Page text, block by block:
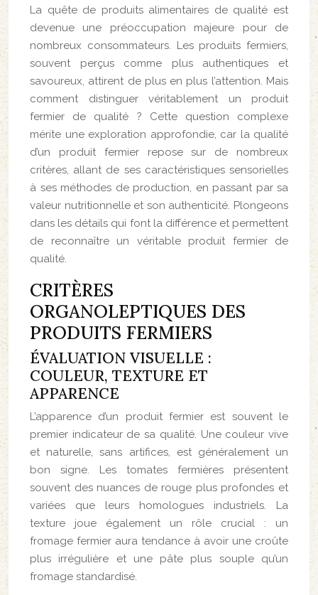
La quête de produits alimentaires de qualité est
devenue une préoccupation majeure pour de
nombreux consommateurs. Les produits fermiers,
souvent perçus comme plus authentiques et
savoureux, attirent de plus en plus l’attention. Mais
comment distinguer véritablement un produit
fermier de qualité ? Cette question complexe
mérite une exploration approfondie, car la qualité
d’un produit fermier repose sur de nombreux
critères, allant de ses caractéristiques sensorielles
à ses méthodes de production, en passant par sa
valeur nutritionnelle et son authenticité. Plongeons
dans les détails qui font la différence et permettent
de reconnaître un véritable produit fermier de
qualité.
CRITÈRES
ORGANOLEPTIQUES DES
PRODUITS FERMIERS
ÉVALUATION VISUELLE :
COULEUR, TEXTURE ET
APPARENCE
L’apparence d’un produit fermier est souvent le
premier indicateur de sa qualité. Une couleur vive
et naturelle, sans artifices, est généralement un
bon signe. Les tomates fermières présentent
souvent des nuances de rouge plus profondes et
variées que leurs homologues industriels. La
texture joue également un rôle crucial : un
fromage fermier aura tendance à avoir une croûte
plus irrégulière et une pâte plus souple qu’un
fromage standardisé.